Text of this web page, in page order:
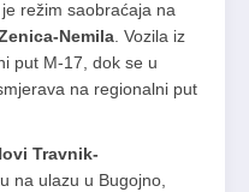
režim saobraćaja na
Nemila . Vozila iz
put M-17, dok se u
na regionalni put
Travnik-
na ulazu u Bugojno,